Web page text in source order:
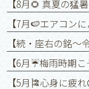
【続・座右の銘〜
【5月🎏心身に疲